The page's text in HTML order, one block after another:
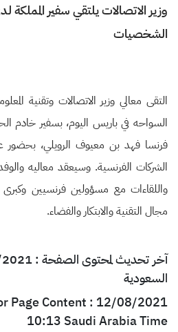
وزير الاتصالات يلتقي سفير
الشخصيات
التقى معالي وزير الاتصالات وتقنية
السواحه في باريس اليوم، بسفير خادم
فرنسا فهد بن معيوف الرويلي،
الشركات الفرنسية. وسيعقد معاليه
واللقاءات مع مسؤولين فرنسيين وكبرى
مجال التقنية والابتكار والفضاء.
السعودية
Page Content : 12/08/2021
10:13 Saudi Arabia Time